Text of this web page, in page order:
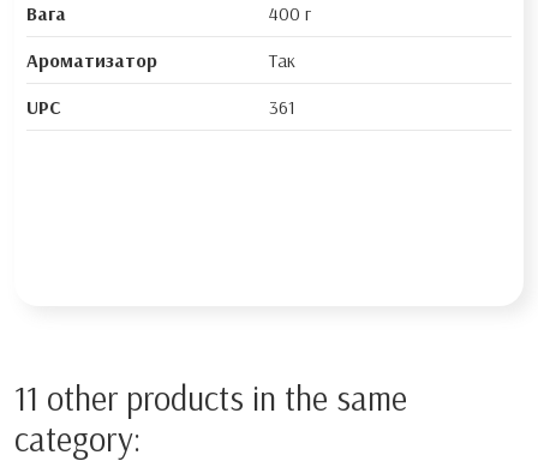
Вага
400 г
Ароматизатор
Так
UPC
361
11 other products in the same
category: